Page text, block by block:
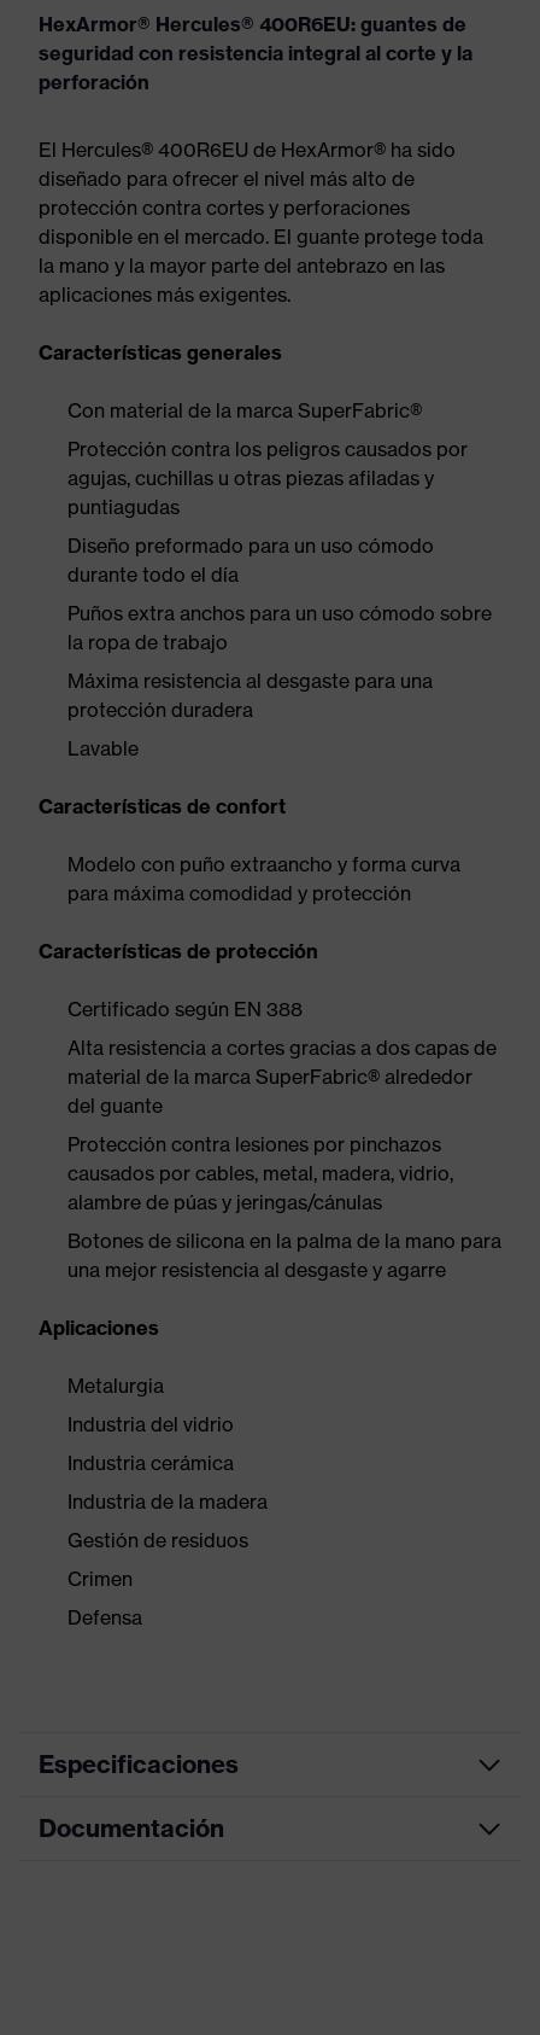
HexArmor® Hercules® 400R6EU: guantes de
seguridad con resistencia integral al corte y la
perforación
El Hercules® 400R6EU de HexArmor® ha sido
diseñado para ofrecer el nivel más alto de
protección contra cortes y perforaciones
disponible en el mercado. El guante protege toda
la mano y la mayor parte del antebrazo en las
aplicaciones más exigentes.
Características generales
Con material de la marca SuperFabric®
Protección contra los peligros causados por
agujas, cuchillas u otras piezas afiladas y
puntiagudas
Diseño preformado para un uso cómodo
durante todo el día
Puños extra anchos para un uso cómodo sobre
la ropa de trabajo
Máxima resistencia al desgaste para una
protección duradera
Lavable
Características de confort
Modelo con puño extraancho y forma curva
para máxima comodidad y protección
Características de protección
Certificado según EN 388
Alta resistencia a cortes gracias a dos capas de
material de la marca SuperFabric® alrededor
del guante
Protección contra lesiones por pinchazos
causados por cables, metal, madera, vidrio,
alambre de púas y jeringas/cánulas
Botones de silicona en la palma de la mano para
una mejor resistencia al desgaste y agarre
Aplicaciones
Metalurgia
Industria del vidrio
Industria cerámica
Industria de la madera
Gestión de residuos
Crimen
Defensa
Especificaciones
color de
Documentación